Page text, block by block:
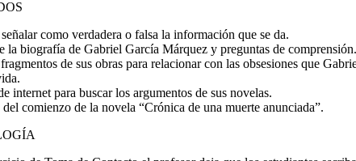
señalar como verdadera o falsa la información que se da.
la biografía de Gabriel García Márquez y preguntas de comprensión.
de sus obras para relacionar con las obsesiones que
internet para buscar los argumentos de sus novelas.
del comienzo de la novela “Crónica de una muerte anunciada”.